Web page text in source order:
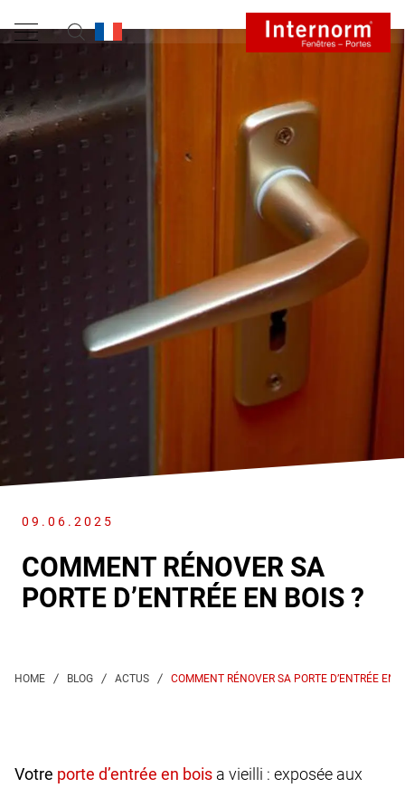
09.06.2025
COMMENT RÉNOVER SA
PORTE D’ENTRÉE EN BOIS ?
COMMENT RÉNOVER SA PORTE D’ENTRÉE EN
Votre
a vieilli : exposée aux